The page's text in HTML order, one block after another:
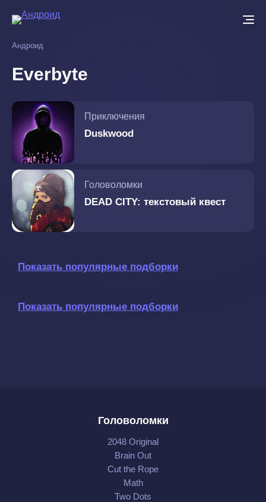
основному
Андроид
Everbyte
Приключения
Duskwood
Головоломки
DEAD CITY: текстовый квест
Показать популярные подборки
Показать популярные подборки
Головоломки
2048 Original
Brain Out
Cut the Rope
Math
Two Dots